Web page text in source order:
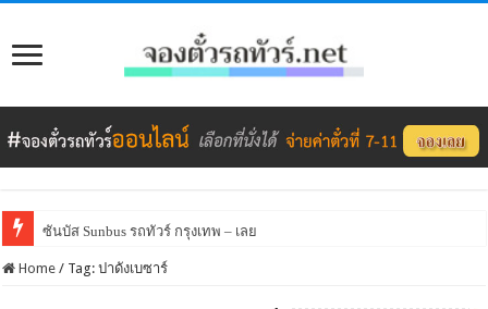
ซันบัส Sunbus รถทัวร์ กรุงเทพ – เลย
Home / Tag:ปาดังเบซาร์